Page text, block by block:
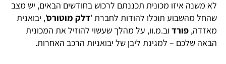
לא משנה איזו מכונית תכננתם לרכוש בחודשים הבאים, יש מצב
שהחל מהשבוע תוכלו להודות לחברת 'דלק מוטורס', יבואנית
מאזדה, פורד וב.מ.וו, על מהלך שעשוי להוזיל את המכונית
הבאה שלכם – למגינת ליבן של יבואניות הרכב האחרות.